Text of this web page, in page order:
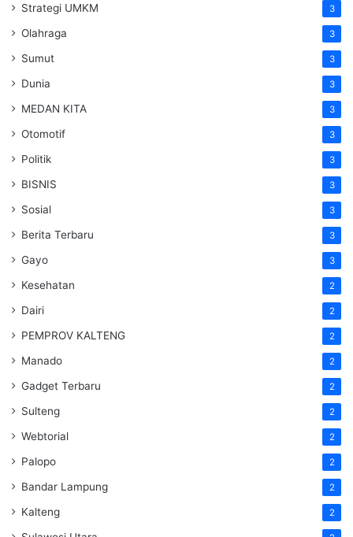
Strategi UMKM 3
Olahraga 3
Sumut 3
Dunia 3
MEDAN KITA 3
Otomotif 3
Politik 3
BISNIS 3
Sosial 3
Berita Terbaru 3
Gayo 3
Kesehatan 2
Dairi 2
PEMPROV KALTENG 2
Manado 2
Gadget Terbaru 2
Sulteng 2
Webtorial 2
Palopo 2
Bandar Lampung 2
Kalteng 2